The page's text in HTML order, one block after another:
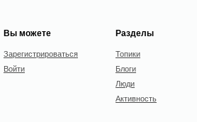
Вы можете
Зарегистрироваться
Войти
Разделы
Топики
Блоги
Люди
Активность